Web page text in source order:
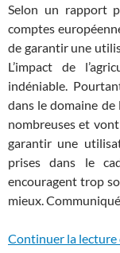
Selon un rapport
comptes
de garantir une
L’impact de
indéniable.
dans le domaine de
nombreuses et
garantir une
prises dans le
encouragent trop
mieux.
Continuer la lecture